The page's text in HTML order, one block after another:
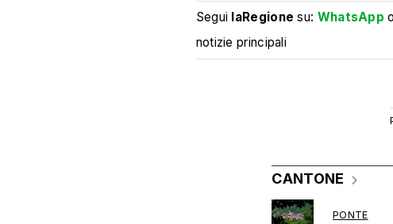
Segui laRegione su: WhatsApp
notizie principali
CANTONE
PONTE